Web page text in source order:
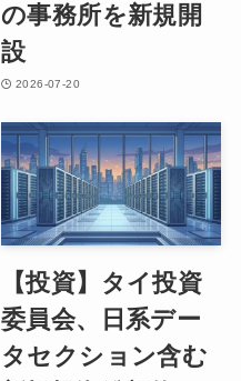
の事務所を新規開
設
2026-07-20
【投資】タイ投資
委員会、日系デー
タセクション含む